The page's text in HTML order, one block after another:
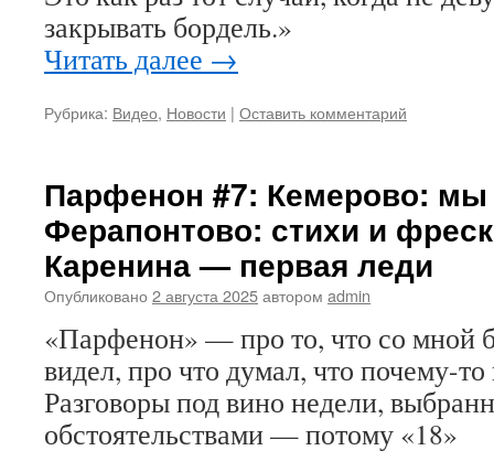
закрывать бордель.»
Читать далее →
Рубрика: Видео, Новости | Оставить комментарий
Парфенон #7: Кемерово: мы
Ферапонтово: стихи и
Каренина — первая леди
Опубликовано 2 августа 2025автором admin
«Парфенон» — про то, что со мной
видел, про что думал, что почему-
Разговоры под вино недели,
обстоятельствами — потому «18»